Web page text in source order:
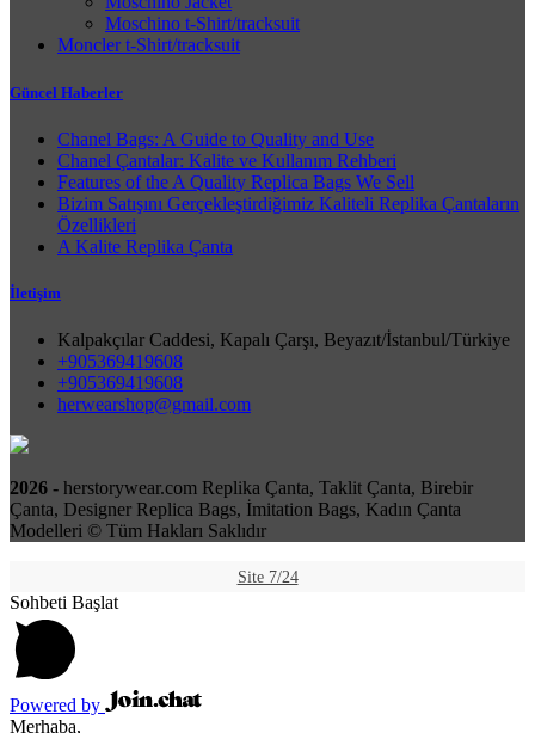
Moschino t-Shirt/tracksuit
Moncler t-Shirt/tracksuit
Güncel Haberler
Chanel Bags: A Guide to Quality and Use
Chanel Çantalar: Kalite ve Kullanım Rehberi
Features of the A Quality Replica Bags We Sell
Bizim Satışını Gerçekleştirdiğimiz Kaliteli Replika Çantaların
Özellikleri
A Kalite Replika Çanta
İletişim
Kalpakçılar Caddesi, Kapalı Çarşı, Beyazıt/İstanbul/Türkiye
+905369419608
+905369419608
herwearshop@gmail.com
2026 - herstorywear.com Replika Çanta, Taklit Çanta, Birebir
Çanta, Designer Replica Bags, İmitation Bags, Kadın Çanta
Modelleri © Tüm Hakları Saklıdır
Site 7/24
Sohbeti Başlat
Powered by
Merhaba,